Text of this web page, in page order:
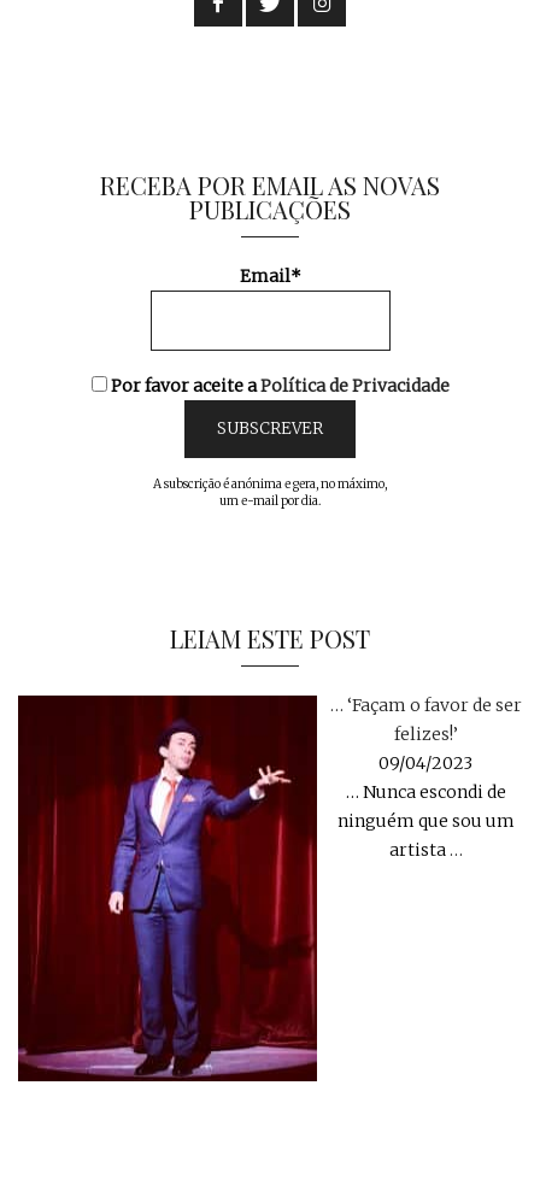
RECEBA POR EMAIL AS NOVAS
PUBLICAÇÕES
Email*
Por favor aceite aPolítica de Privacidade
A subscrição é anónima e gera, no máximo,
um e-mail por dia.
LEIAM ESTE POST
… ‘Façam o favor de ser
felizes!’
09/04/2023
… Nunca escondi de
ninguém que sou um
artista…